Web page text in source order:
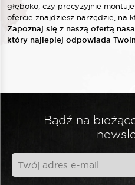
głęboko, czy precyzyjnie
ofercie znajdziesz narzędzie, na
Zapoznaj się z naszą ofertą
który najlepiej odpowiada
Bądź na